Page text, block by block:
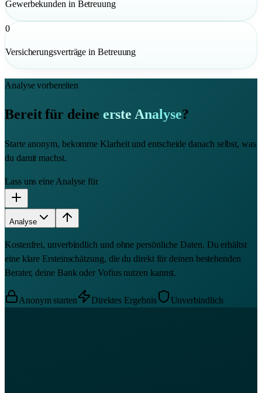
Gewerbekunden in Betreuung
0
Versicherungsverträge in Betreuung
Analyse vorbereiten
Bereit für deine erste Analyse?
Starte anonym, bekomme Klarheit und entscheide danach selbst, was
du damit machst.
Lass uns eine Analyse für
Analyse
Kostenfrei, unverbindlich und ohne persönliche Daten. Du erhältst
eine klare Ersteinschätzung, die du direkt für deinen bestehenden
Berater, deine Bank oder Vofius nutzen kannst.
Anonym starten Direktes Ergebnis Unverbindlich